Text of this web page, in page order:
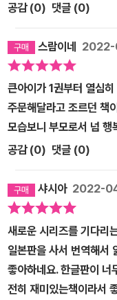
공감 (0) 댓글 (0)
스람이네
큰아이가 1권부터 열심
주문해달라고 조르던 책
모습보니 부모로서 넘 행
공감 (0) 댓글 (0)
샤시아2022-
새로운 시리즈를 기다리
일본판을 사서 번역해서
좋아하네요. 한글판이 너
전히 재미있는책이라서